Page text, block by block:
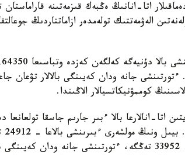
اتا-انانىڭ ەڭبەك قىزمەتىنە قاراماستان
الەۋمەتتىك تولەمدەر ازاماتتاردىڭ
كوممۋنيكاتسيالار الاڭىندا.
اتا-انالارعا بالا ءبىر جارىم جاسقا تولعانعا